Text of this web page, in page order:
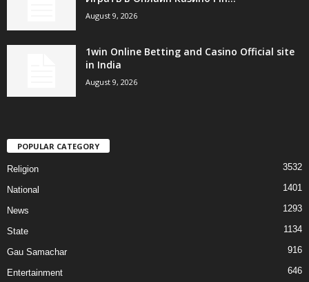
August 9, 2026
1win Online Betting and Casino Official site
in India
August 9, 2026
POPULAR CATEGORY
Religion 3532
National 1401
News 1293
State 1134
Gau Samachar 916
Entertainment 646